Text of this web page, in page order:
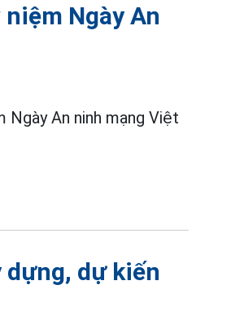
Ngày An
An ninh mạng Việt
dựng, dự kiến